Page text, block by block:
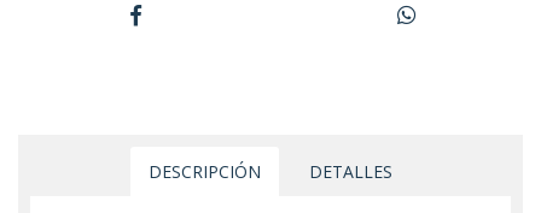
DESCRIPCIÓN DETALLES